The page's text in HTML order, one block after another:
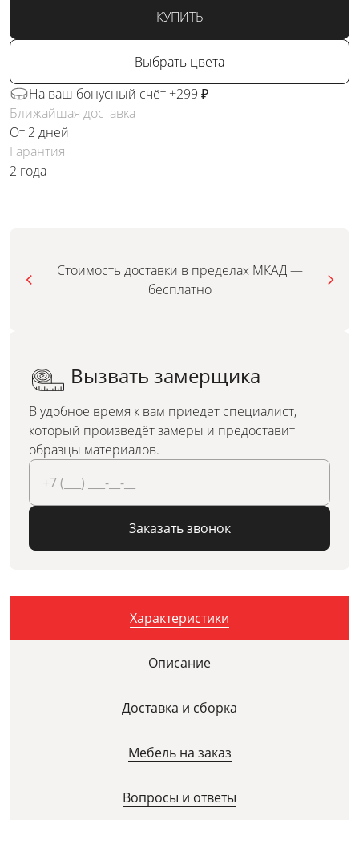
КУПИТЬ
Выбрать цвета
На ваш бонусный счёт +299 ₽
Ближайшая доставка
От 2 дней
Гарантия
2 года
Стоимость доставки в пределах МКАД —
бесплатно
Вызвать замерщика
В удобное время к вам приедет специалист,
который произведёт замеры и предоставит
образцы материалов.
Заказать звонок
Характеристики
Описание
Доставка и сборка
Мебель на заказ
Вопросы и ответы